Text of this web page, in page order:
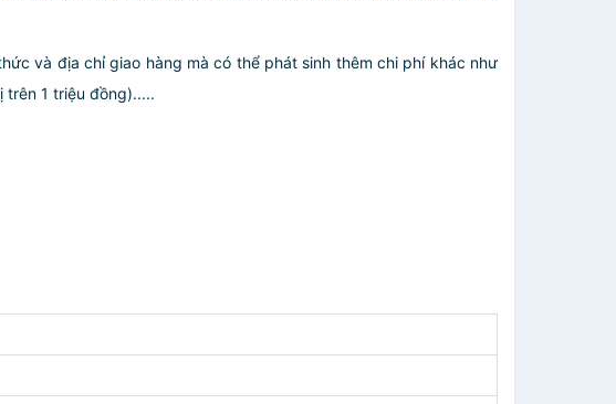
và địa chỉ giao hàng mà có thể phát sinh thêm chi phí khác như
1 triệu đồng).....